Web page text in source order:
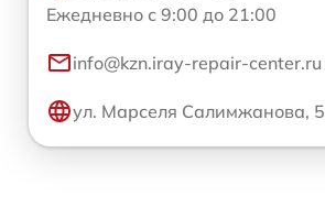
Ежедневно с 9:00 до 21:00
info@kzn.iray-repair-center.ru
ул. Марселя Салимжанова, 5